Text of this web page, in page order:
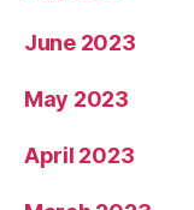
June 2023
May 2023
April 2023